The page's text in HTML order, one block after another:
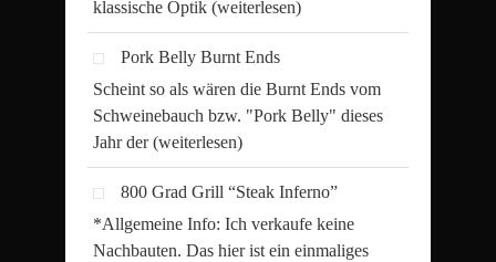
klassische Optik (weiterlesen)
Pork Belly Burnt Ends
Scheint so als wären die Burnt Ends vom
Schweinebauch bzw. "Pork Belly" dieses
Jahr der(weiterlesen)
800 Grad Grill “Steak Inferno”
*Allgemeine Info: Ich verkaufe keine
Nachbauten. Das hier ist ein einmaliges